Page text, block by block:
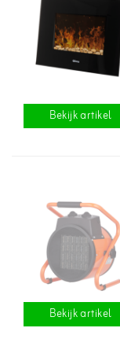
Bekijk artikel
Bekijk artikel